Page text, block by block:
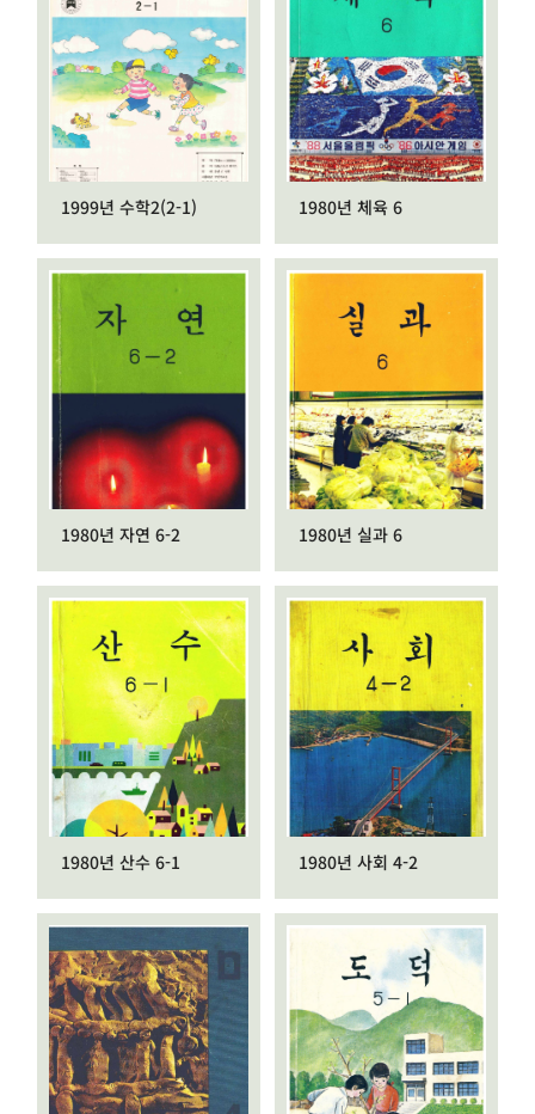
1999년 수학2(2-1) 1980년 체육 6
1980년 자연 6-2 1980년 실과 6
1980년 산수 6-1 1980년 사회 4-2